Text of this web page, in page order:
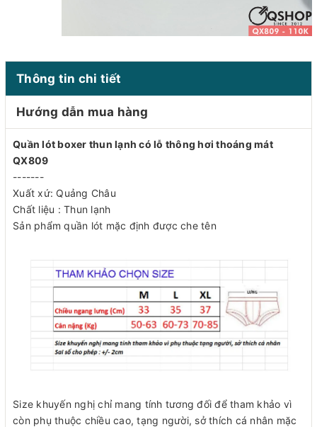
Thông tin chi tiết
Hướng dẫn mua hàng
Quần lót boxer thun lạnh có lỗ thông hơi thoáng mát
QX809
-------
Xuất xứ: Quảng Châu
Chất liệu : Thun lạnh
Sản phẩm quần lót mặc định được che tên
Size khuyến nghị chỉ mang tính tương đối để tham khảo vì
còn phụ thuộc chiều cao, tạng người, sở thích cá nhân mặc